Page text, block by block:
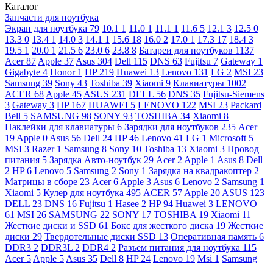
Каталог
Запчасти для ноутбука
Экран для ноутбука 79 10.1 1 11.0 1 11.1 1 11.6 5 12.1 3 12.5 0
13.3 0 13.4 1 14.0 3 14.1 1 15.6 18 16.0 2 17.0 1 17.3 17 18.4 3
19.5 1 20.0 1 21.5 6 23.0 6 23.8 8 Батареи для ноутбуков 1137
Acer87 Apple 37 Asus 304 Dell 115 DNS 63 Fujitsu 7 Gateway 1
Gigabyte 4 Honor 1 HP 219 Huawei 13 Lenovo 131 LG 2 MSI 23
Samsung 39 Sony 43 Toshiba 39 Xiaomi 9 Клавиатуры 1002
ACER 68 Apple 45 ASUS 231 DELL 56 DNS 35 Fujitsu-Siemens
3 Gateway 3 HP 167 HUAWEI 5 LENOVO 122 MSI 23 Packard
Bell 5 SAMSUNG 98 SONY 93 TOSHIBA 34 Xiaomi 8
Наклейки для клавиатуры 6 Зарядки для ноутбуков 235 Acer
19 Apple 0 Asus 56 Dell 24 HP46 Lenovo 41 LG 1 Microsoft 5
MSI 3 Razer 1 Samsung 8 Sony 10 Toshiba 13 Xiaomi 3 Провод
питания 5 Зарядка Авто-ноутбук 29 Acer 2 Apple 1 Asus 8 Dell
2 HP6 Lenovo 5 Samsung 2 Sony 1 Зарядка на квадракоптер 2
Матрицы в сборе 23 Acer6 Apple 3 Asus 6 Lenovo 2 Samsung 1
Xiaomi 5 Кулер для ноутбука 495 ACER 57 Apple 20 ASUS 123
DELL 23 DNS 16 Fujitsu 1 Hasee 2 HP94 Huawei 3 LENOVO
61 MSI 26 SAMSUNG 22 SONY 17 TOSHIBA 19 Xiaomi 11
Жесткие диски и SSD 61 Бокс для жесткого диска 19 Жесткие
диски 29 Твердотельные диски SSD 13 Оперативная память 6
DDR3 2 DDR3L 2 DDR4 2 Разъем питания для ноутбука 115
Acer 5 Apple 5 Asus 35 Dell 8 HP 24 Lenovo 19 Msi 1 Samsung